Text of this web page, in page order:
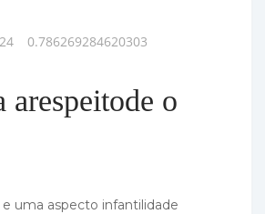
0.786269284620303
arespeitode o
uma aspecto infantilidade